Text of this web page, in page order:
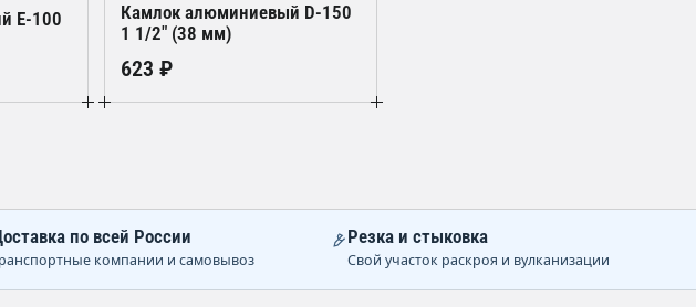
Е-100
Камлок алюминиевый D-150
1 1/2" (38 мм)
623 ₽
по всей России
компании и самовывоз
Резка и стыковка
Свой участок раскроя и вулканизации